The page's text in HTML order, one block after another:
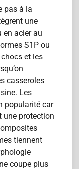
pas à la
une
en acier au
S1P ou
et les
casseroles
Les
popularité car
une protection
tiennent
coupe plus